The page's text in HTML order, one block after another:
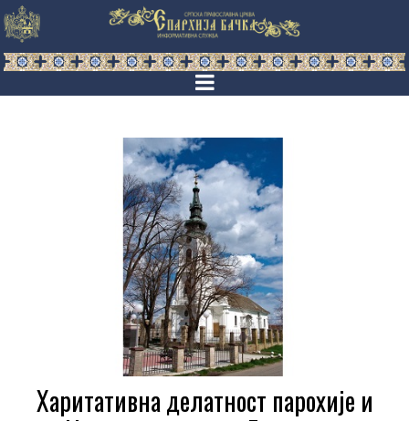
Харитативна делатност парохије и